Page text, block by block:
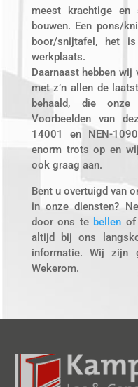
meest krachtige en
bouwen. Een pons/
boor/snijtafel, het
werkplaats.
Daarnaast hebben
met z’n allen de
behaald, die onze
Voorbeelden van
14001 en NEN-
enorm trots op en
ook graag aan.
Bent u overtuigd van
in onze diensten?
door ons te bellen of
altijd bij ons
informatie. Wij zijn
Wekerom.